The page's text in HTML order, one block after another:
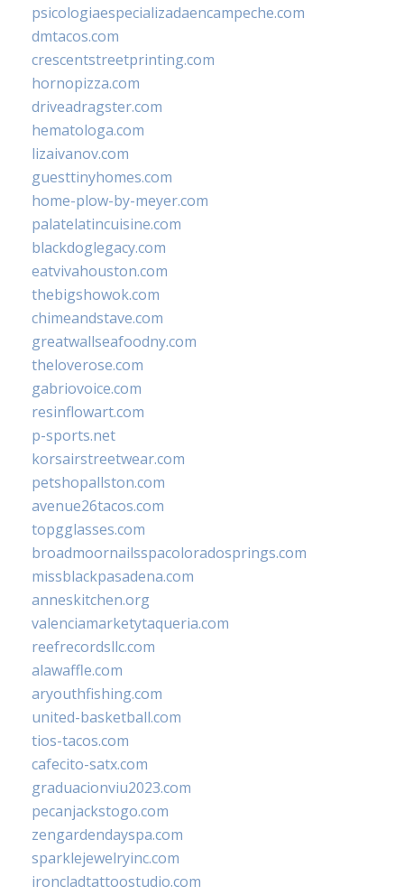
psicologiaespecializadaencampeche.com
dmtacos.com
crescentstreetprinting.com
hornopizza.com
driveadragster.com
hematologa.com
lizaivanov.com
guesttinyhomes.com
home-plow-by-meyer.com
palatelatincuisine.com
blackdoglegacy.com
eatvivahouston.com
thebigshowok.com
chimeandstave.com
greatwallseafoodny.com
theloverose.com
gabriovoice.com
resinflowart.com
p-sports.net
korsairstreetwear.com
petshopallston.com
avenue26tacos.com
topgglasses.com
broadmoornailsspacoloradosprings.com
missblackpasadena.com
anneskitchen.org
valenciamarketytaqueria.com
reefrecordsllc.com
alawaffle.com
aryouthfishing.com
united-basketball.com
tios-tacos.com
cafecito-satx.com
graduacionviu2023.com
pecanjackstogo.com
zengardendayspa.com
sparklejewelryinc.com
ironcladtattoostudio.com